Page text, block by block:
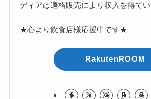
ディアは適格販売により収入を得てい
★心より飲食店様応援中です★
RakutenROOM